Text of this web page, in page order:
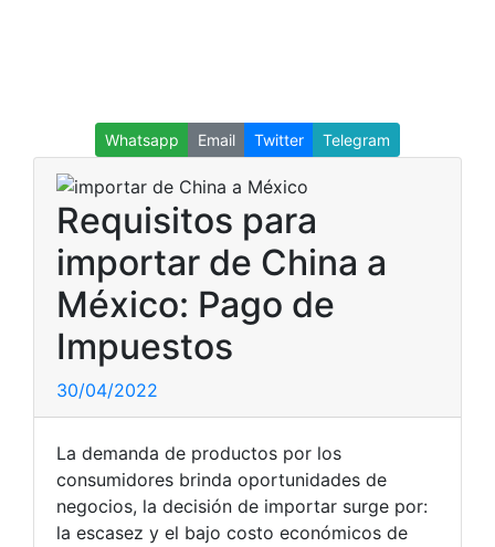
Whatsapp Email Twitter Telegram
Requisitos para
importar de China a
México: Pago de
Impuestos
30/04/2022
La demanda de productos por los
consumidores brinda oportunidades de
negocios, la decisión de importar surge por:
la escasez y el bajo costo económicos de